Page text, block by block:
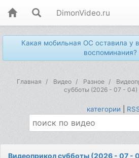
DimonVideo.ru
Какая мобильная ОС оставила у
воспоминания?
Главная Видео Разное
субботы (2026 - 07 -
категории
Видеоприкол субботы (2026 - 07 -